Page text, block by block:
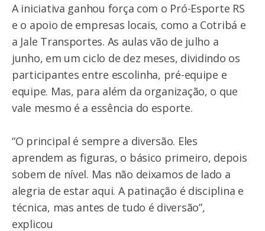
A iniciativa ganhou força com o Pró-Esporte RS
e o apoio de empresas locais, como a Cotribá e
a Jale Transportes. As aulas vão de julho a
junho, em um ciclo de dez meses, dividindo os
participantes entre escolinha, pré-equipe e
equipe. Mas, para além da organização, o que
vale mesmo é a essência do esporte.
“O principal é sempre a diversão. Eles
aprendem as figuras, o básico primeiro, depois
sobem de nível. Mas não deixamos de lado a
alegria de estar aqui. A patinação é disciplina e
técnica, mas antes de tudo é diversão”,
explicou